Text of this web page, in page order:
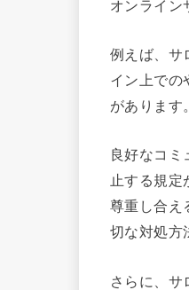
オンライン
例えば、サ
イン上での
があります
良好なコミ
止する規
尊重し合え
切な対処方
さらに、サ